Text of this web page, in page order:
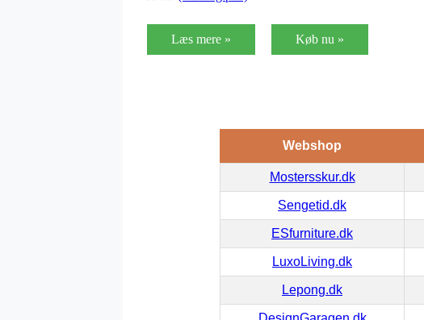
Læs mere » Køb nu »
Webshop
Mostersskur.dk
Sengetid.dk
ESfurniture.dk
LuxoLiving.dk
Lepong.dk